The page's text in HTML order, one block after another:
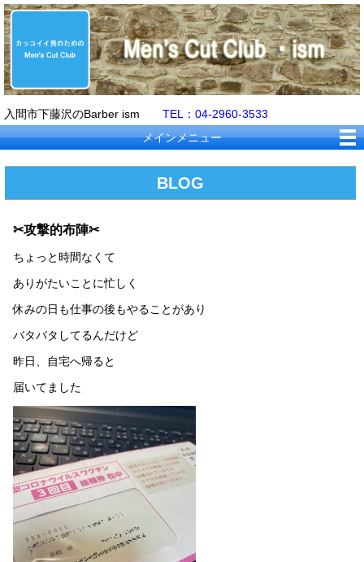
入間市下藤沢のBarber ism TEL：04-2960-3533
メインメニュー
BLOG
✂攻撃的布陣✂
ちょっと時間なくて
ありがたいことに忙しく
休みの日も仕事の後もやることがあり
バタバタしてるんだけど
昨日、自宅へ帰ると
届いてました